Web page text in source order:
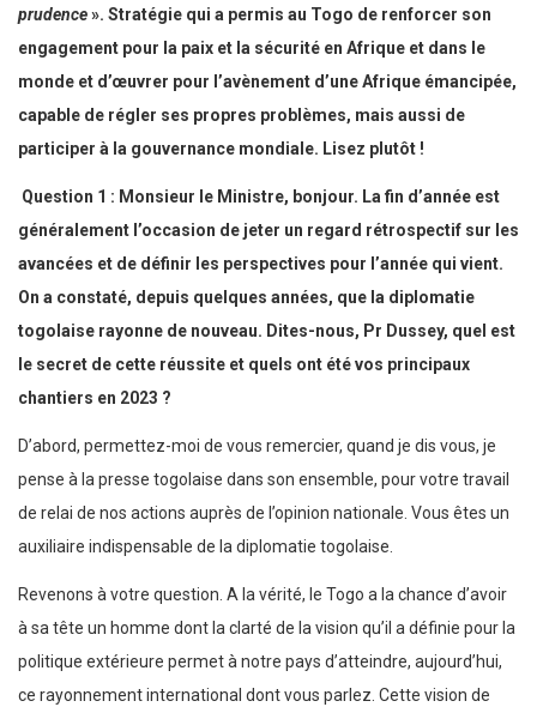
prudence». Stratégie qui a permis au Togo de renforcer son
engagement pour la paix et la sécurité en Afrique et dans le
monde et d’œuvrer pour l’avènement d’une Afrique émancipée,
capable de régler ses propres problèmes, mais aussi de
participer à la gouvernance mondiale. Lisez plutôt !
Question 1 : Monsieur le Ministre, bonjour. La fin d’année est
généralement l’occasion de jeter un regard rétrospectif sur les
avancées et de définir les perspectives pour l’année qui vient.
On a constaté, depuis quelques années, que la diplomatie
togolaise rayonne de nouveau. Dites-nous, Pr Dussey, quel est
le secret de cette réussite et quels ont été vos principaux
chantiers en 2023 ?
D’abord, permettez-moi de vous remercier, quand je dis vous, je
pense à la presse togolaise dans son ensemble, pour votre travail
de relai de nos actions auprès de l’opinion nationale. Vous êtes un
auxiliaire indispensable de la diplomatie togolaise.
Revenons à votre question. A la vérité, le Togo a la chance d’avoir
à sa tête un homme dont la clarté de la vision qu’il a définie pour la
politique extérieure permet à notre pays d’atteindre, aujourd’hui,
ce rayonnement international dont vous parlez. Cette vision de